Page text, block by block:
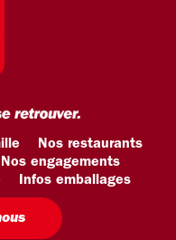
Nos restaurants
Nos engagements
Infos emballages